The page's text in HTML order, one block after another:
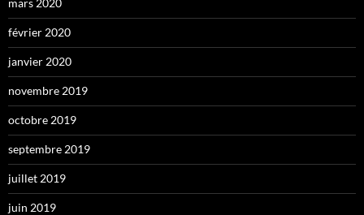
février 2020
janvier 2020
novembre 2019
octobre 2019
septembre 2019
juillet 2019
juin 2019